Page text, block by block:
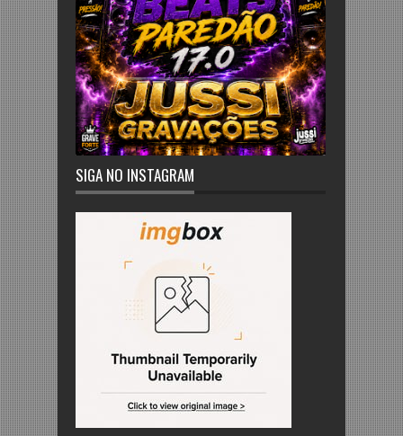
SIGA NO INSTAGRAM